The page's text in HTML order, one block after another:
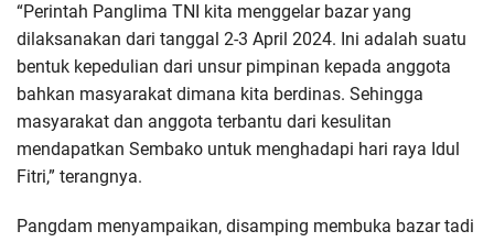
“Perintah Panglima TNI kita menggelar bazar yang
dilaksanakan dari tanggal 2-3 April 2024. Ini adalah suatu
bentuk kepedulian dari unsur pimpinan kepada anggota
bahkan masyarakat dimana kita berdinas. Sehingga
masyarakat dan anggota terbantu dari kesulitan
mendapatkan Sembako untuk menghadapi hari raya Idul
Fitri,” terangnya.
Pangdam menyampaikan, disamping membuka bazar tadi